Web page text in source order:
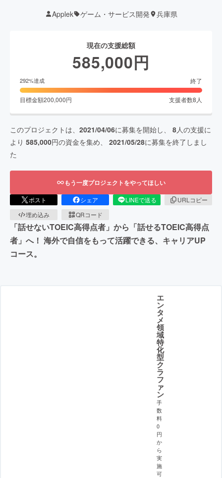
Applek ゲーム・サービス開発 兵庫県
現在の支援総額
585,000円
292%達成 終了
目標金額200,000円 支援者数8 人
このプロジェクトは、 2021/04/06に募集を開始し、 8人の支援に
より 585,000円の資金を集め、 2021/05/28に募集を終了しまし
た
もう一度プロジェクトをやってほしい
ポスト シェア LINEで送る
URLコピー
埋め込み
QRコード
「話せないTOEIC高得点者」から「話せるTOEIC高得点
者」へ！ 海外で自信をもって活躍できる、キャリアUP
コース。
エ
ン
タ
メ
領
域
特
化
型
ク
ラ
フ
ァ
ン
手
数
料
0
円
か
ら
実
施
可